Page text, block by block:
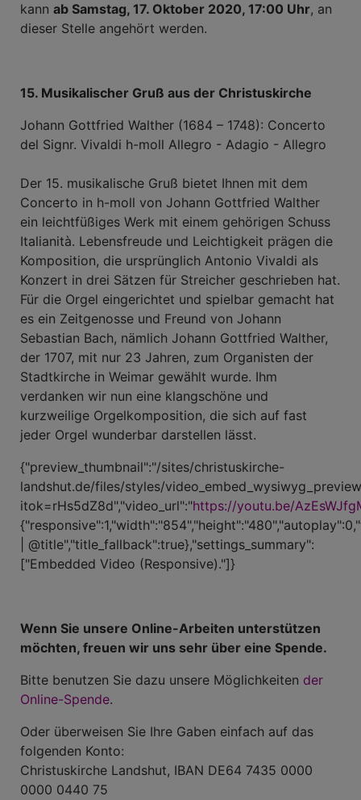
kann ab Samstag, 17. Oktober 2020, 17:00 Uhr, an
dieser Stelle angehört werden.
15. Musikalischer Gruß aus der Christuskirche
Johann Gottfried Walther (1684 – 1748): Concerto
del Signr. Vivaldi h-moll Allegro - Adagio - Allegro
Der 15. musikalische Gruß bietet Ihnen mit dem
Concerto in h-moll von Johann Gottfried Walther
ein leichtfüßiges Werk mit einem gehörigen Schuss
Italianità. Lebensfreude und Leichtigkeit prägen die
Komposition, die ursprünglich Antonio Vivaldi als
Konzert in drei Sätzen für Streicher geschrieben hat.
Für die Orgel eingerichtet und spielbar gemacht hat
es ein Zeitgenosse und Freund von Johann
Sebastian Bach, nämlich Johann Gottfried Walther,
der 1707, mit nur 23 Jahren, zum Organisten der
Stadtkirche in Weimar gewählt wurde. Ihm
verdanken wir nun eine klangschöne und
kurzweilige Orgelkomposition, die sich auf fast
jeder Orgel wunderbar darstellen lässt.
{"preview_thumbnail":"/sites/christuskirche-
landshut.de/files/styles/
itok=rHs5dZ8d","video_url":"https://youtu.be/
| @title","title_fallback":true},"settings_summary":
["Embedded Video (Responsive)."]}
Wenn Sie unsere Online-Arbeiten unterstützen
möchten, freuen wir uns sehr über eine Spende.
Bitte benutzen Sie dazu unsere Möglichkeiten der
Online-Spende.
Oder überweisen Sie Ihre Gaben einfach auf das
folgenden Konto:
Christuskirche Landshut, IBAN DE64 7435 0000
0000 0440 75